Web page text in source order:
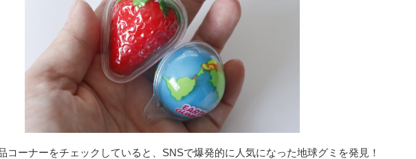
コーナーをチェックしていると、SNSで爆発的に人気になった地球グミを発見！